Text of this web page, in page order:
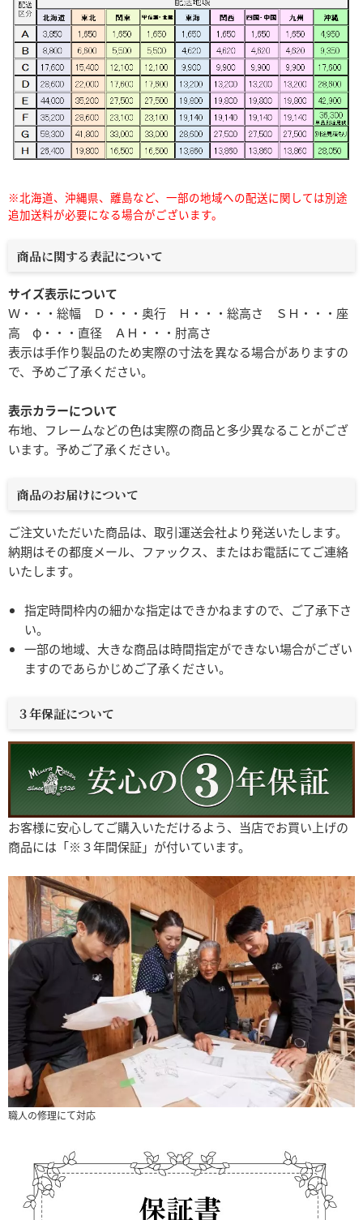
※北海道、沖縄県、離島など、一部の地域への配送に関しては別途
追加送料が必要になる場合がございます。
商品に関する表記について
サイズ表示について
Ｗ・・・総幅 Ｄ・・・奥行 Ｈ・・・総高さ ＳＨ・・・座
高 φ・・・直径 ＡＨ・・・肘高さ
表示は手作り製品のため実際の寸法を異なる場合がありますの
で、予めご了承ください。
表示カラーについて
布地、フレームなどの色は実際の商品と多少異なることがござ
います。予めご了承ください。
商品のお届けについて
ご注文いただいた商品は、取引運送会社より発送いたします。
納期はその都度メール、ファックス、またはお電話にてご連絡
いたします。
指定時間枠内の細かな指定はできかねますので、ご了承下さ
い。
一部の地域、大きな商品は時間指定ができない場合がござい
ますのであらかじめご了承ください。
３年保証について
お客様に安心してご購入いただけるよう、当店でお買い上げの
商品には「※３年間保証」が付いています。
職人の修理にて対応